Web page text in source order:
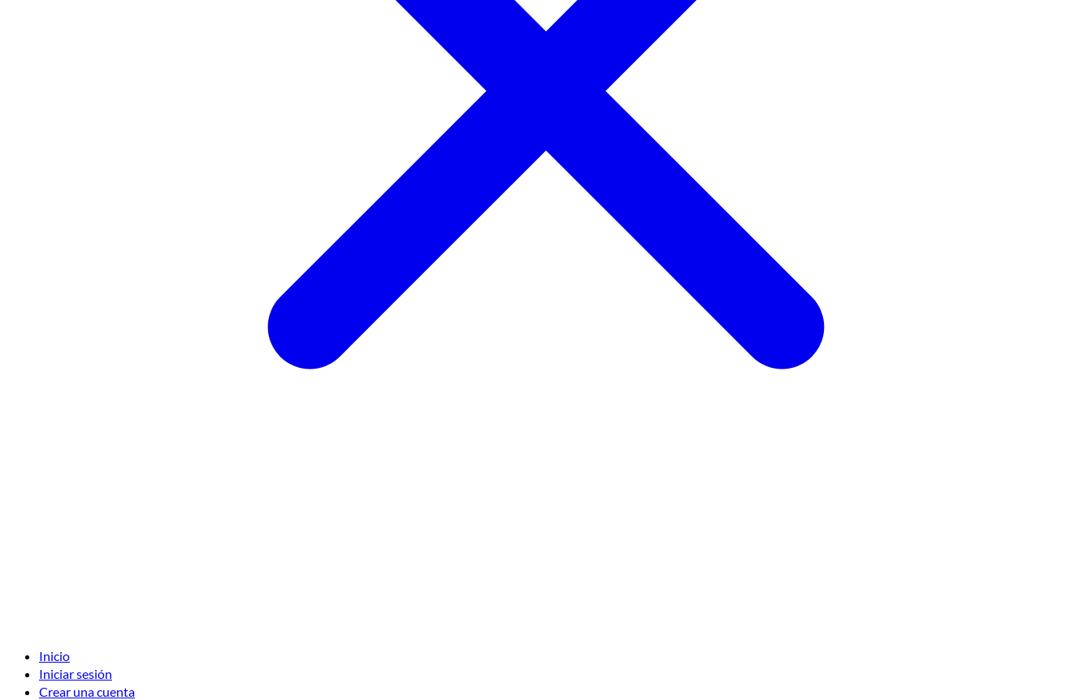
Inicio
Iniciar sesión
Crear una cuenta